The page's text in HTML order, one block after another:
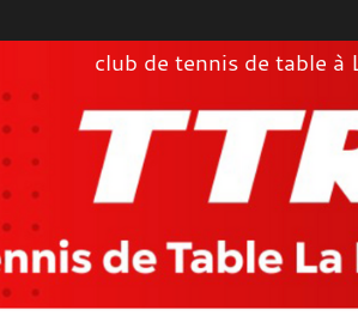
club de tennis de table